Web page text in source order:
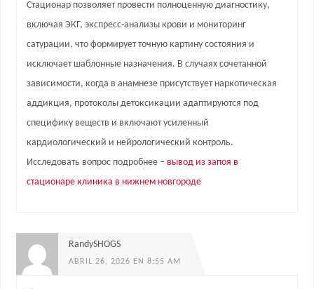
Стационар позволяет провести полноценную диагностику,
включая ЭКГ, экспресс-анализы крови и мониторинг
сатурации, что формирует точную картину состояния и
исключает шаблонные назначения. В случаях сочетанной
зависимости, когда в анамнезе присутствует наркотическая
аддикция, протоколы детоксикации адаптируются под
специфику веществ и включают усиленный
кардиологический и нейрологический контроль.
Исследовать вопрос подробнее – вывод из запоя в
стационаре клиника в нижнем новгороде
RandySHOGS
ABRIL 26, 2026 EN 8:55 AM